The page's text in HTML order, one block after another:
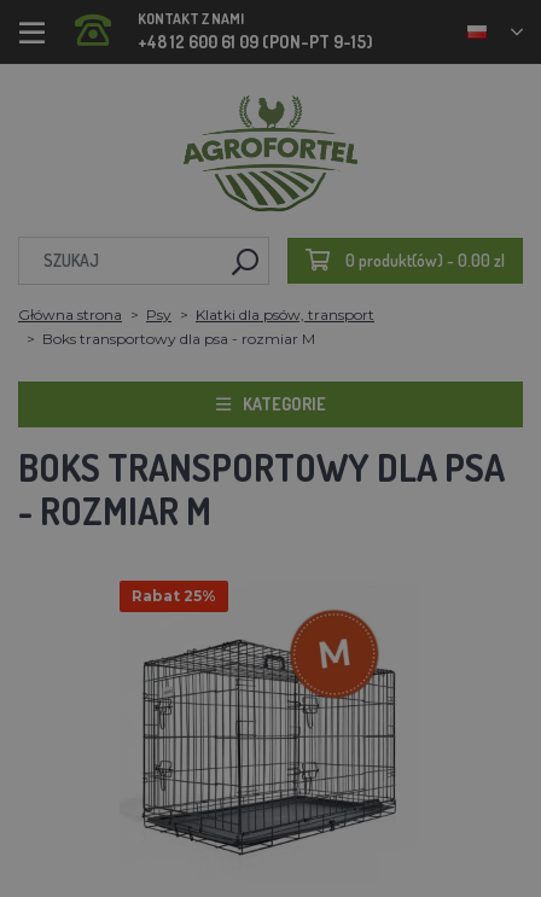
KONTAKT Z NAMI
+48 12 600 61 09 (PON-PT 9-15)
0 produkt(ów) - 0.00 zl
Główna strona Psy
Klatki dla psów, transport
Boks transportowy dla psa - rozmiar M
KATEGORIE
BOKS TRANSPORTOWY DLA PSA
- ROZMIAR M
Rabat 25%